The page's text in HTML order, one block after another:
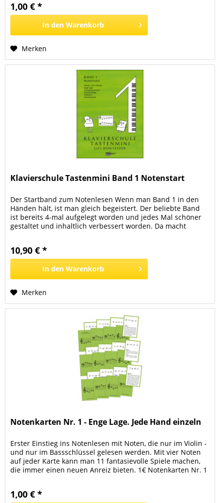
Es gibt auch Aufforderungen, etwas auf dem Klavier zu...
1,00 € *
In den Warenkorb
Merken
Klavierschule Tastenmini Band 1 Notenstart
Der Startband zum Notenlesen Wenn man Band 1 in den
Händen hält, ist man gleich begeistert. Der beliebte Band
ist bereits 4-mal aufgelegt worden und jedes Mal schöner
gestaltet und inhaltlich verbessert worden. Da macht
die Kinder, die mit den Bänden A und B...
10,90 € *
In den Warenkorb
Merken
Notenkarten Nr. 1 - Enge Lage. Jede Hand einzeln
Erster Einstieg ins Notenlesen mit Noten, die nur im Violin -
und nur im Bassschlüssel gelesen werden. Mit vier Noten
auf jeder Karte kann man 11 fantasievolle Spiele machen,
die immer einen neuen Anreiz bieten. 1€ Notenkarten Nr. 1
der engen Lage beginnen. Inhalt: -...
1,00 € *